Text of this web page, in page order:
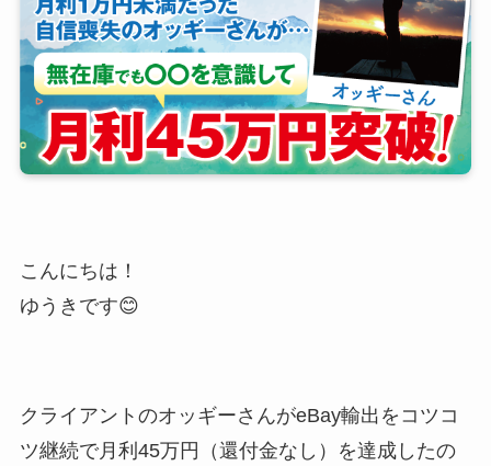
こんにちは！
ゆうきです😊
クライアントのオッギーさんがeBay輸出をコツコ
ツ継続で月利45万円（還付金なし）を達成したの